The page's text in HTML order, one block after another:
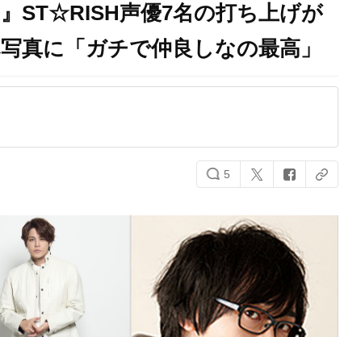
ST☆RISH声優7名の打ち上げが
真に「ガチで仲良しなの最高」
5